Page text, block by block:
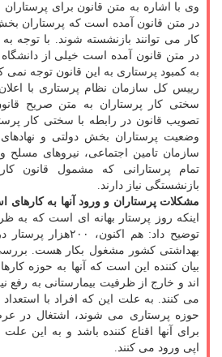
وی با اشاره به متن قانون برای
کار می توانند بازنشسته شوند. با توجه
در متن قانون آمده است خیلی از
به کمبود پرستاری به این قانون توجه نمی
رییس کل سازمان نظام پرستاری با اعلان
سختی کار پرستاران به متن صریح
تصویب قانون در رابطه با سختی کار
وضعیت پرستاران بخش دولتی و
سازمان تامین اجتماعی، نیروهای مسلح
تمام پرستارانی که مشمول قانون
بازنشستگی نیاز دارند.
مشکلات پرستاران و ورود آنها به کارهای
اینکه روز پرستار بهانه ای است که به
توضیح داد: هم اکنون،
بهداشتی کشور مشغول بکار هست. بررسی
بیان کننده این است که آنها به حوزه
اند و خارج از ظرفیت بیمارستانی به رفع
می کنند. به علت این که افراد با استعداد
حوزه پرستاری می شوند، اشتغال در
برای آنها اقناع کننده باشد و به این
اپی ورود می کنند.